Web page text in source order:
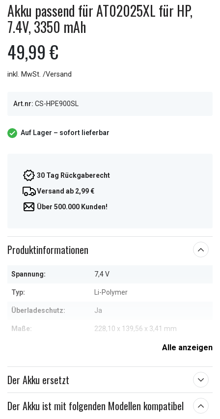
Akku passend für AT02025XL für HP,
7.4V, 3350 mAh
49,99 €
inkl. MwSt. /Versand
Art.nr: CS-HPE900SL
Auf Lager – sofort lieferbar
30 Tag Rückgaberecht
Versand ab 2,99 €
Über 500.000 Kunden!
Produktinformationen
Spannung: 7,4 V
Typ: Li-Polymer
Überladeschutz: Ja
Maße: 228,10 x 139,56 x 3,41 mm
Alle anzeigen
Der Akku ersetzt
Der Akku ist mit folgenden Modellen kompatibel